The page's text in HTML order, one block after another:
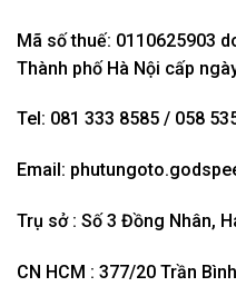
Mã số thuế: 0110625903
Thành phố Hà Nội cấp
Tel: 081 333 8585 / 058
Email:
Trụ sở : Số 3 Đồng Nhân,
CN HCM : 377/20 Trần